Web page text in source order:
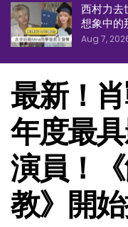
西村力去
想象中的
Aug 7,
最新！
年度最
演員！
教》開